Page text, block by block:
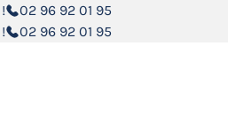
02 96 92 01 95
02 96 92 01 95